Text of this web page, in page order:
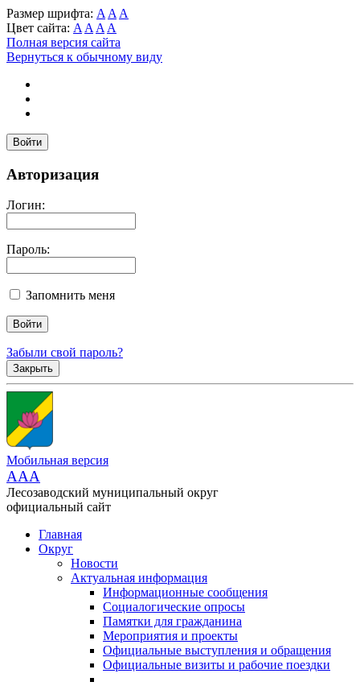
Размер шрифта: A A A
Цвет сайта: A A A A
Полная версия сайта
Вернуться к обычному виду
Войти
Авторизация
Логин:
Пароль:
Запомнить меня
Забыли свой пароль?
Закрыть
Мобильная версия
AAA
Лесозаводский муниципальный округ
официальный сайт
Главная
Округ
Новости
Актуальная информация
Информационные сообщения
Социалогические опросы
Памятки для гражданина
Мероприятия и проекты
Официальные выступления и обращения
Официальные визиты и рабочие поездки